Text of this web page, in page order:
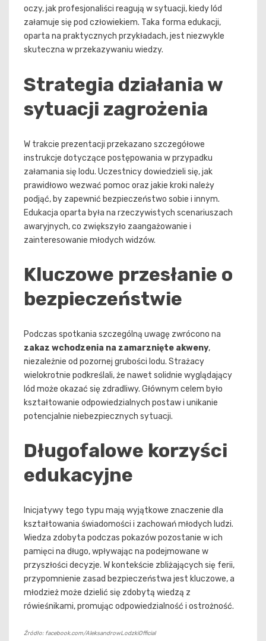
oczy, jak profesjonaliści reagują w sytuacji, kiedy lód
załamuje się pod człowiekiem. Taka forma edukacji,
oparta na praktycznych przykładach, jest niezwykle
skuteczna w przekazywaniu wiedzy.
Strategia działania w
sytuacji zagrożenia
W trakcie prezentacji przekazano szczegółowe
instrukcje dotyczące postępowania w przypadku
załamania się lodu. Uczestnicy dowiedzieli się, jak
prawidłowo wezwać pomoc oraz jakie kroki należy
podjąć, by zapewnić bezpieczeństwo sobie i innym.
Edukacja oparta była na rzeczywistych scenariuszach
awaryjnych, co zwiększyło zaangażowanie i
zainteresowanie młodych widzów.
Kluczowe przesłanie o
bezpieczeństwie
Podczas spotkania szczególną uwagę zwrócono na
zakaz wchodzenia na zamarznięte akweny,
niezależnie od pozornej grubości lodu. Strażacy
wielokrotnie podkreślali, że nawet solidnie wyglądający
lód może okazać się zdradliwy. Głównym celem było
kształtowanie odpowiedzialnych postaw i unikanie
potencjalnie niebezpiecznych sytuacji.
Długofalowe korzyści
edukacyjne
Inicjatywy tego typu mają wyjątkowe znaczenie dla
kształtowania świadomości i zachowań młodych ludzi.
Wiedza zdobyta podczas pokazów pozostanie w ich
pamięci na długo, wpływając na podejmowane w
przyszłości decyzje. W kontekście zbliżających się ferii,
przypomnienie zasad bezpieczeństwa jest kluczowe, a
młodzież może dzielić się zdobytą wiedzą z
rówieśnikami, promując odpowiedzialność i ostrożność.
Źródło: facebook.com/AleksandrowLodzkiOfficial